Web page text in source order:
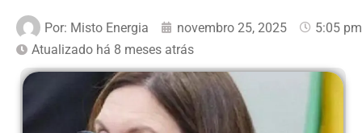
Por: Misto Energia novembro 25, 2025
5:05 pm
Atualizado há 8 meses atrás